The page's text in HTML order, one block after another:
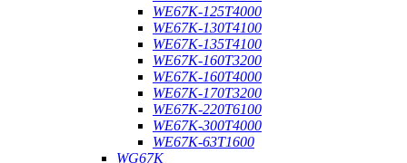
WE67K-125T4000
WE67K-130T4100
WE67K-135T4100
WE67K-160T3200
WE67K-160T4000
WE67K-170T3200
WE67K-220T6100
WE67K-300T4000
WE67K-63T1600
WG67K